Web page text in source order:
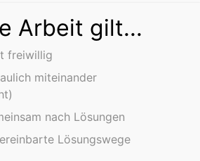
Arbeit gilt...
freiwillig
miteinander
nach Lösungen
Lösungswege